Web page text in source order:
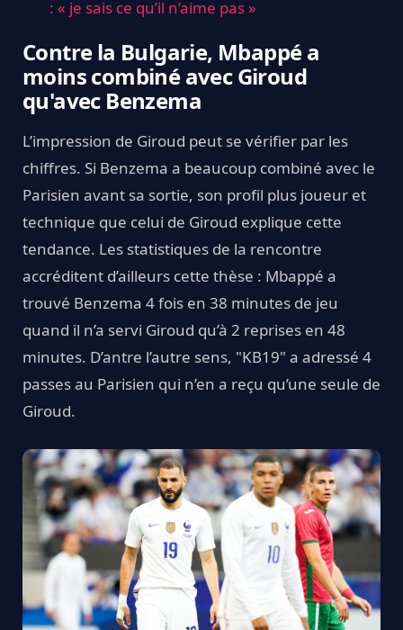
: « je sais ce qu’il n’aime pas »
Contre la Bulgarie, Mbappé a
moins combiné avec Giroud
qu'avec Benzema
L’impression de Giroud peut se vérifier par les
chiffres. Si Benzema a beaucoup combiné avec le
Parisien avant sa sortie, son profil plus joueur et
technique que celui de Giroud explique cette
tendance. Les statistiques de la rencontre
accréditent d’ailleurs cette thèse : Mbappé a
trouvé Benzema 4 fois en 38 minutes de jeu
quand il n’a servi Giroud qu’à 2 reprises en 48
minutes. D’antre l’autre sens, "KB19" a adressé 4
passes au Parisien qui n’en a reçu qu’une seule de
Giroud.